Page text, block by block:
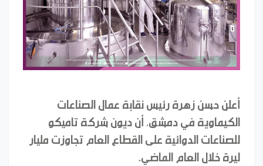
أعلن حسن زهرة رئيس نقابة عمال الصناعات
الكيماوية في دمشق، أن ديون شركة تاميكو
للصناعات الدوائية على القطاع العام تجاوزت مليار
ليرة خلال العام الماضي.